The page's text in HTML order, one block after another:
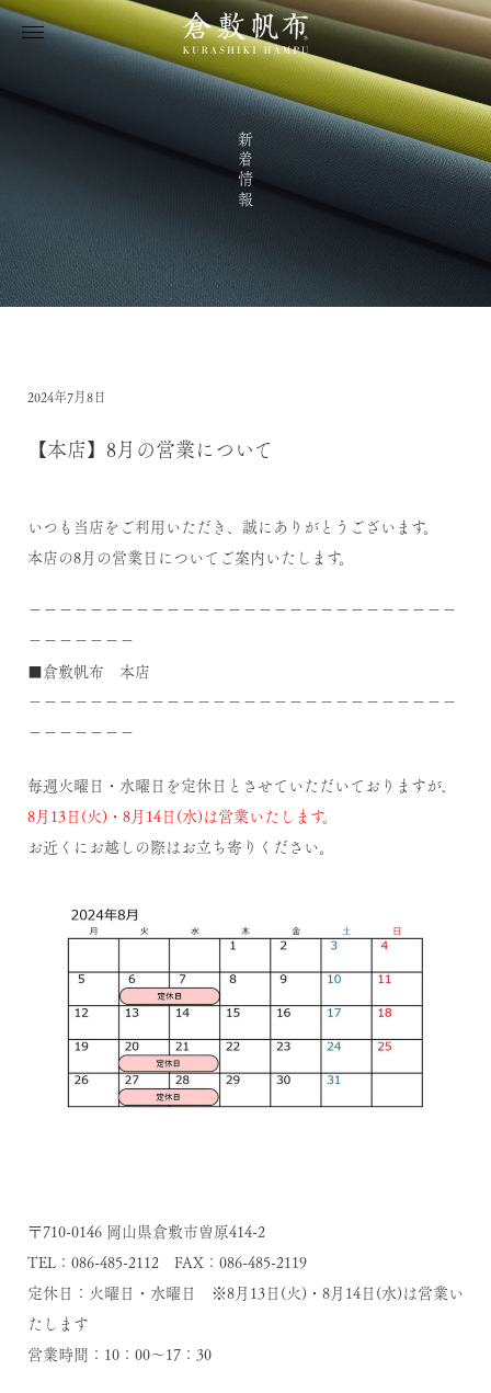
新着情報
2024年7月8日
【本店】8月の営業について
いつも当店をご利用いただき、誠にありがとうございます。
本店の8月の営業日についてご案内いたします。
－－－－－－－－－－－－－－－－－－－－－－－－－－－－
－－－－－－－
■倉敷帆布 本店
－－－－－－－－－－－－－－－－－－－－－－－－－－－－
－－－－－－－
毎週火曜日・水曜日を定休日とさせていただいておりますが、
8月13日(火)・8月14日(水)は営業いたします。
お近くにお越しの際はお立ち寄りください。
〒710-0146 岡山県倉敷市曽原414-2
TEL：086-485-2112 FAX：086-485-2119
定休日：火曜日・水曜日 ※8月13日(火)・8月14日(水)は営業い
たします
営業時間：10：00～17：30